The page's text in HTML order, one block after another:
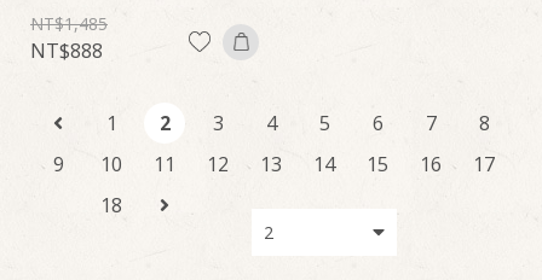
1,485
888
1 2 3 4 5 6 7
8
9
10 11 12 13 14 15 16
17
18